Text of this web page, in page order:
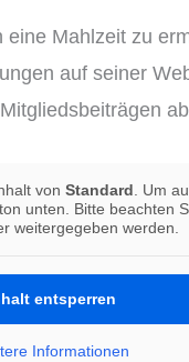
Mahlzeit zu
auf seiner
von Standard . Um
unten. Bitte beachten
weitergegeben werden.
entsperren
Informationen